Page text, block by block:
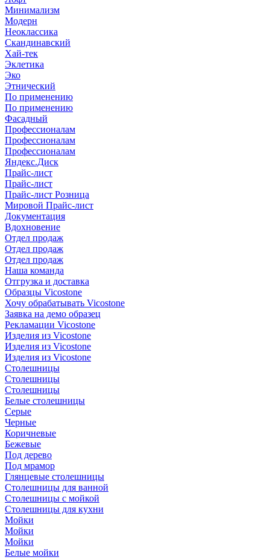
Минимализм
Модерн
Неоклассика
Скандинавский
Хай-тек
Эклетика
Эко
Этнический
По применению
По применению
Фасадный
Профессионалам
Профессионалам
Профессионалам
Яндекс.Диск
Прайс-лист
Прайс-лист
Прайс-лист Розница
Мировой Прайс-лист
Документация
Вдохновение
Отдел продаж
Отдел продаж
Отдел продаж
Наша команда
Отгрузка и доставка
Образцы Vicostone
Хочу обрабатывать Vicostone
Заявка на демо образец
Рекламации Vicostone
Изделия из Vicostone
Изделия из Vicostone
Изделия из Vicostone
Столешницы
Столешницы
Столешницы
Белые столешницы
Серые
Черные
Коричневые
Бежевые
Под дерево
Под мрамор
Глянцевые столешницы
Столешницы для ванной
Столешницы с мойкой
Столешницы для кухни
Мойки
Мойки
Мойки
Белые мойки